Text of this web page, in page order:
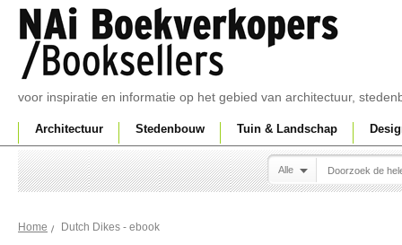
voor inspiratie en informatie op het gebied van architectuur,
Architectuur Stedenbouw Tuin & Landschap
Alle
Home Dutch Dikes - ebook